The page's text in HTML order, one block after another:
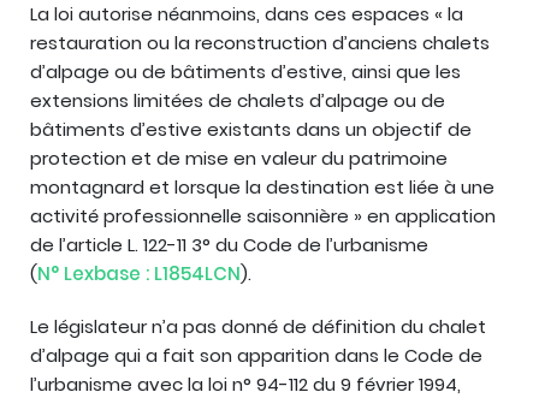
La loi autorise néanmoins, dans ces espaces « la
restauration ou la reconstruction d’anciens chalets
d’alpage ou de bâtiments d’estive, ainsi que les
extensions limitées de chalets d’alpage ou de
bâtiments d’estive existants dans un objectif de
protection et de mise en valeur du patrimoine
montagnard et lorsque la destination est liée à une
activité professionnelle saisonnière » en application
de l’article L. 122-11 3° du Code de l’urbanisme
(N° Lexbase : L1854LCN).
Le législateur n’a pas donné de définition du chalet
d’alpage qui a fait son apparition dans le Code de
l’urbanisme avec la loi n° 94-112 du 9 février 1994,